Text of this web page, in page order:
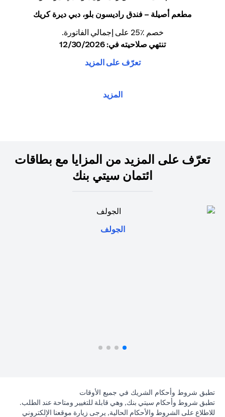
مطعم أصيلة – فندق راديسون بلو، دبي ديرة كريك
خصم ٪25 على إجمالي الفاتورة.
تنتهي صلاحيته في: 12/30/2026
تعرّف على المزيد
المزيد
تعرّف على المزيد من المزايا مع بطاقات
ائتمان سيتي بنك
الجولف
تطبق شروط وأحكام الشريك في جميع الأوقات
تطبق شروط وأحكام سيتي بنك, وهي قابلة للتغيير ومتاحة عند الطلب.
للاطلاع على الشروط والأحكام الحالية, يرجى زيارة موقعنا الإلكتروني